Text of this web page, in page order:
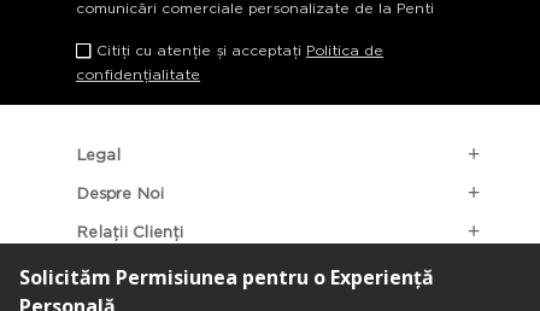
comunicări comerciale personalizate de la Penti
Citiți cu atenție și acceptați Politica de
confidențialitate
Legal
Despre Noi
Relații Clienți
Categorii Populare